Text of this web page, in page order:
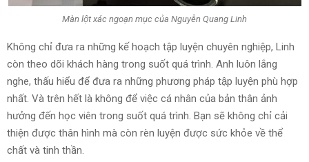
Màn lột xác ngoạn mục của Nguyễn Quang Linh
Không chỉ đưa ra những kế hoạch tập luyện chuyên nghiệp, Linh
còn theo dõi khách hàng trong suốt quá trình. Anh luôn lắng
nghe, thấu hiểu để đưa ra những phương pháp tập luyện phù hợp
nhất. Và trên hết là không để việc cá nhân của bản thân ảnh
hưởng đến học viên trong suốt quá trình. Bạn sẽ không chỉ cải
thiện được thân hình mà còn rèn luyện được sức khỏe về thể
chất và tinh thần.